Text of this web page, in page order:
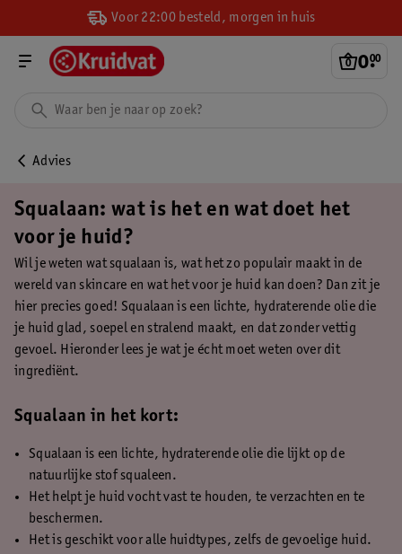
Voor 22:00 besteld, morgen in huis
0.
00
Advies
Squalaan: wat is het en wat doet het
voor je huid?
Wil je weten wat squalaan is, wat het zo populair maakt in de
wereld van skincare en wat het voor je huid kan doen? Dan zit je
hier precies goed! Squalaan is een lichte, hydraterende olie die
je huid glad, soepel en stralend maakt, en dat zonder vettig
gevoel. Hieronder lees je wat je écht moet weten over dit
ingrediënt.
Squalaan in het kort:
Squalaan is een lichte, hydraterende olie die lijkt op de
natuurlijke stof squaleen.
Het helpt je huid vocht vast te houden, te verzachten en te
beschermen.
Het is geschikt voor alle huidtypes, zelfs de gevoelige huid.